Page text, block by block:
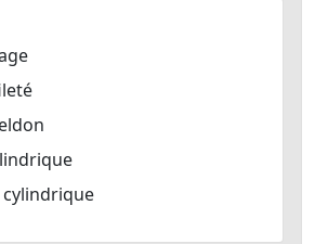
cylindrique